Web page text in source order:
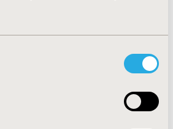
sustancial del total de costos
Las patologías más frecuentes
son las infecciones. Es
la costó-efectividad de las